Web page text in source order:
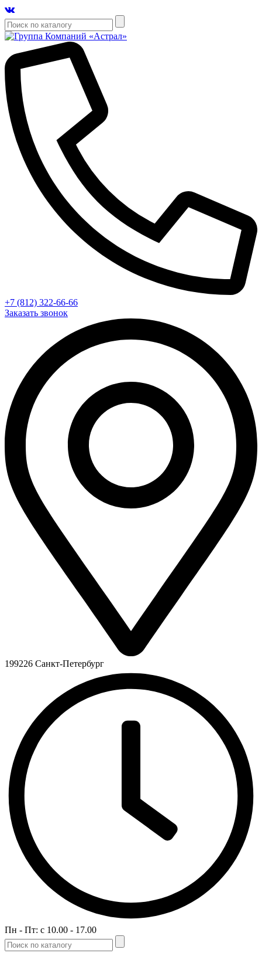
+7 (812) 322-66-66
Заказать звонок
199226 Санкт-Петербург
Пн - Пт: c 10.00 - 17.00